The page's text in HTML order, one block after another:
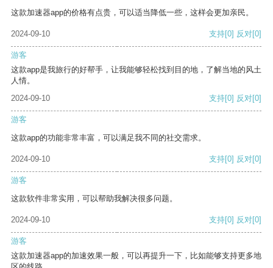
这款加速器app的价格有点贵，可以适当降低一些，这样会更加亲民。
2024-09-10 支持[0] 反对[0]
游客
这款app是我旅行的好帮手，让我能够轻松找到目的地，了解当地的风土
人情。
2024-09-10
支持[0] 反对[0]
游客
这款app的功能非常丰富，可以满足我不同的社交需求。
2024-09-10 支持[0] 反对[0]
游客
这款软件非常实用，可以帮助我解决很多问题。
2024-09-10 支持[0] 反对[0]
游客
这款加速器app的加速效果一般，可以再提升一下，比如能够支持更多地